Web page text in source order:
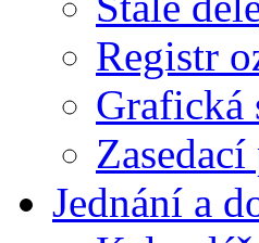
Registr
Grafická
Jednání a